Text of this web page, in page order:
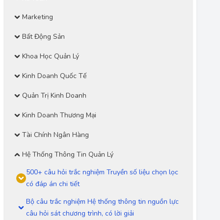
Marketing
Bất Động Sản
Khoa Học Quản Lý
Kinh Doanh Quốc Tế
Quản Trị Kinh Doanh
Kinh Doanh Thương Mại
Tài Chính Ngân Hàng
Hệ Thống Thông Tin Quản Lý
500+ câu hỏi trắc nghiệm Truyền số liệu chọn lọc
có đáp án chi tiết
Bộ câu trắc nghiệm Hệ thống thông tin nguồn lực
câu hỏi sát chương trình, có lời giải